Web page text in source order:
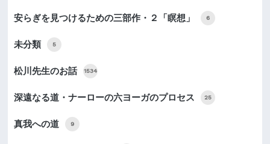
安らぎを見つけるための三部作・２「瞑想」 6
未分類 5
松川先生のお話 1534
深遠なる道・ナーローの六ヨーガのプロセス 25
真我への道 9